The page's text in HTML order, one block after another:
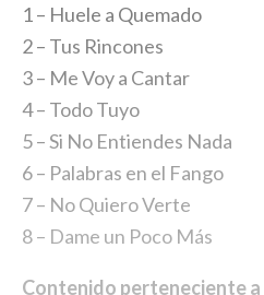
1 – Huele a Quemado
2 – Tus Rincones
3 – Me Voy a Cantar
4 – Todo Tuyo
5 – Si No Entiendes Nada
6 – Palabras en el Fango
7 – No Quiero Verte
8 – Dame un Poco Más
Contenido perteneciente a